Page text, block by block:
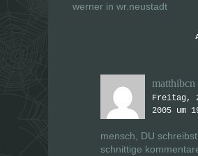
werner in wr.neustadt
matthibcn
Freitag,
2005 um
mensch, DU
schnittige